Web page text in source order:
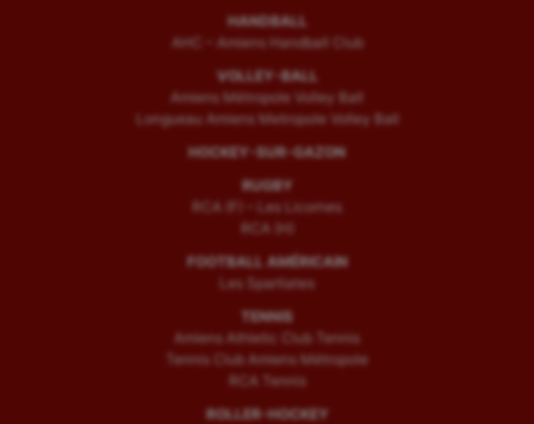
Sport handicap
Sport santé
Sport-entreprise
Sport-santé
Ultimate frisbee
HANDBALL
AHC – Amiens Handball Club
VOLLEY-BALL
Amiens Métropole Volley Ball
Longueau Amiens Metropole Volley Ball
HOCKEY-SUR-GAZON
RUGBY
RCA (F) – Les Licornes
RCA (H)
FOOTBALL AMÉRICAIN
Les Spartiates
TENNIS
Amiens Athletic Club Tennis
Tennis Club Amiens Métropole
RCA Tennis
ROLLER-HOCKEY